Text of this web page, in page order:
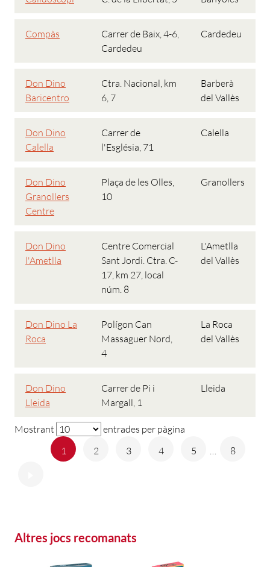
Compàs
Carrer de Baix, 4-6,
Cardedeu
Cardedeu
Don Dino
Baricentro
Ctra. Nacional, km
6, 7
Barberà
del Vallès
Don Dino
Calella
Carrer de
l'Església, 71
Calella
Don Dino
Granollers
Centre
Plaça de les Olles,
10
Granollers
Don Dino
l'Ametlla
Centre Comercial
Sant Jordi. Ctra. C-
17, km 27, local
núm. 8
L'Ametlla
del Vallès
Don Dino La
Roca
Polígon Can
Massaguer Nord,
4
La Roca
del Vallès
Don Dino
Lleida
Carrer de Pi i
Margall, 1
Lleida
Mostrant
entrades per pàgina
Anterior
1 2 3 4 5 …
8
Altres jocs recomanats